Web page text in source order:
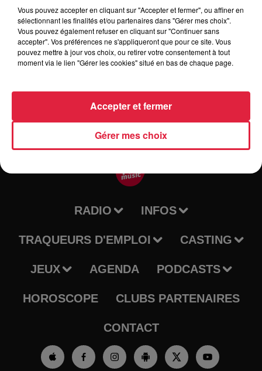
Organisateur http://jouteursenplace.com/
Tarif Gratuit
RADIO INFOS
TRAQUEURS D'EMPLOI CASTING
JEUX AGENDA PODCASTS
HOROSCOPE CLUBS PARTENAIRES
CONTACT
Vous pouvez accepter en cliquant sur "Accepter et fermer", ou affiner en
sélectionnant les finalités et/ou partenaires dans "Gérer mes choix".
Vous pouvez également refuser en cliquant sur "Continuer sans
accepter". Vos préférences ne s'appliqueront que pour ce site. Vous
pouvez mettre à jour vos choix, ou retirer votre consentement à tout
moment via le lien "Gérer les cookies" situé en bas de chaque page.
Gérer mes choix
Accepter et fermer